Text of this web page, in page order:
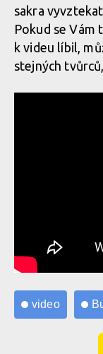
sakra
Pokud se
k videu líbil,
stejných
video